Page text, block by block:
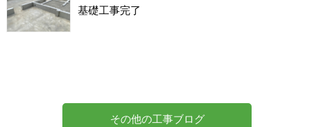
基礎工事完了
その他の工事ブログ